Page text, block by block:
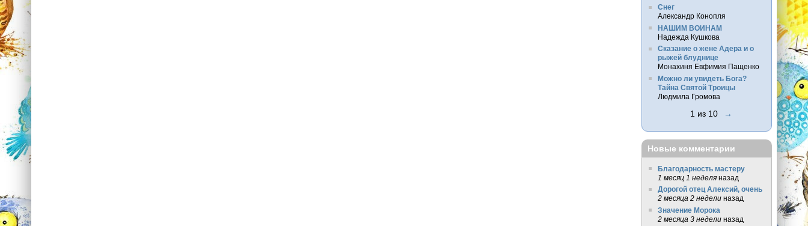
Снег
Александр Конопля
НАШИМ ВОИНАМ
Надежда Кушкова
Сказание о жене Адера и о
рыжей блуднице
Монахиня Евфимия Пащенко
Можно ли увидеть Бога?
Тайна Святой Троицы
Людмила Громова
1 из 10 →
Новые комментарии
Благодарность мастеру
1 месяц 1 неделяназад
Дорогой отец Алексий, очень
2 месяца 2 неделиназад
Значение Морока
2 месяца 3 неделиназад